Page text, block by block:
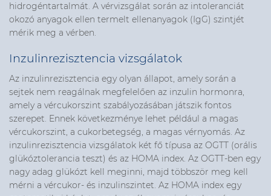
hidrogéntartalmát. A vérvizsgálat során az intoleranciát
okozó anyagok ellen termelt ellenanyagok (IgG) szintjét
mérik meg a vérben.
Inzulinrezisztencia vizsgálatok
Az inzulinrezisztencia egy olyan állapot, amely során a
sejtek nem reagálnak megfelelően az inzulin hormonra,
amely a vércukorszint szabályozásában játszik fontos
szerepet. Ennek következménye lehet például a magas
vércukorszint, a cukorbetegség, a magas vérnyomás. Az
inzulinrezisztencia vizsgálatok két fő típusa az OGTT (orális
glükóztolerancia teszt) és az HOMA index. Az OGTT-ben egy
nagy adag glükózt kell meginni, majd többször meg kell
mérni a vércukor- és inzulinszintet. Az HOMA index egy